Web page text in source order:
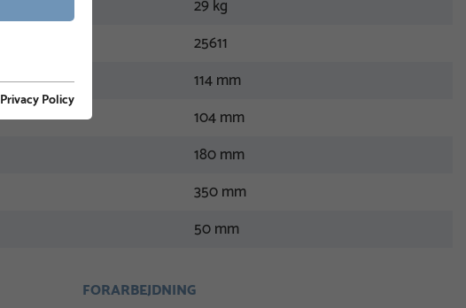
29 kg
25611
114 mm
104 mm
180 mm
350 mm
50 mm
FORARBEJDNING
Privacy Policy